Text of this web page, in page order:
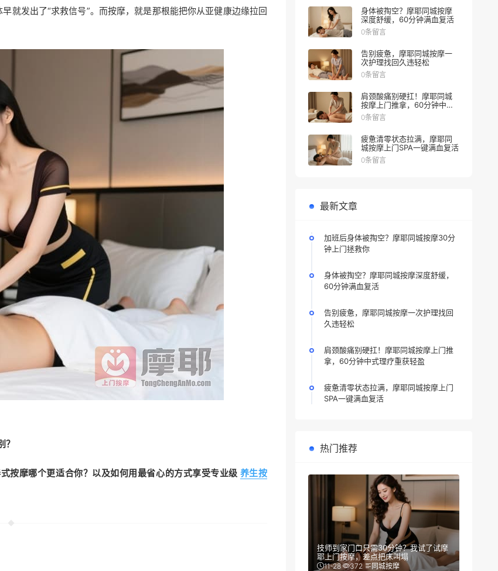
就发出了“求救信号”。而按摩，就是那根能把你从亚健康边缘拉回
？
按摩哪个更适合你？以及如何用最省心的方式享受专业级 养生按
身体被掏空？摩耶同城按摩
深度舒缓，60分钟满血复活
0条留言
告别疲惫，摩耶同城按摩一
次护理找回久违轻松
0条留言
肩颈酸痛别硬扛！摩耶同城
按摩上门推拿，60分钟中式
理疗重获轻盈
0条留言
疲惫清零状态拉满，摩耶同
城按摩上门SPA一键满血复活
0条留言
最新文章
加班后身体被掏空？摩耶同城按摩30分
钟上门拯救你
身体被掏空？摩耶同城按摩深度舒缓，
60分钟满血复活
告别疲惫，摩耶同城按摩一次护理找回
久违轻松
肩颈酸痛别硬扛！摩耶同城按摩上门推
拿，60分钟中式理疗重获轻盈
疲惫清零状态拉满，摩耶同城按摩上门
SPA一键满血复活
热门推荐
技师到家门口只需30分钟？我试了试摩
耶上门按摩，差点把床叫塌
11-28 372 同城按摩